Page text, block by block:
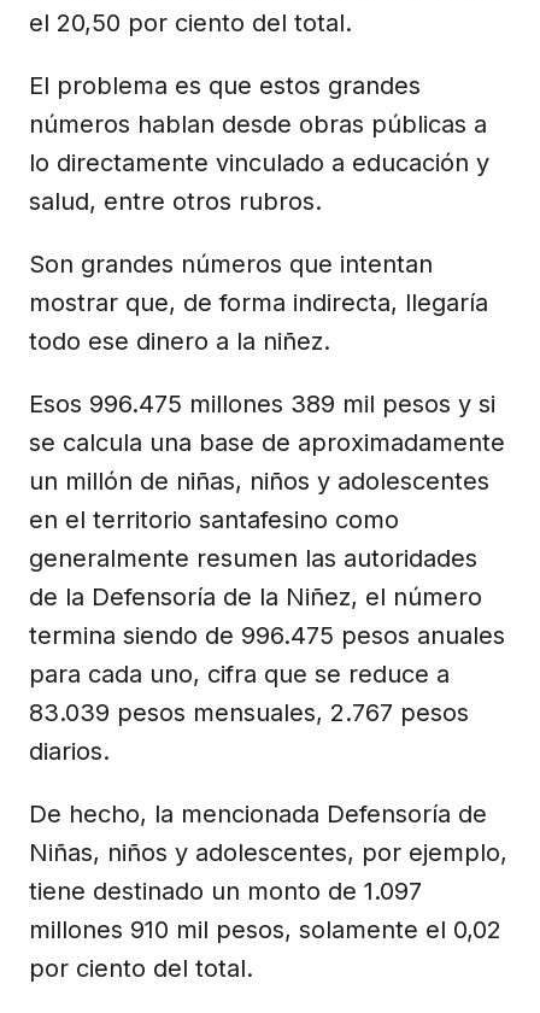
el 20,50 por ciento del total.
El problema es que estos grandes
números hablan desde obras públicas a
lo directamente vinculado a educación y
salud, entre otros rubros.
Son grandes números que intentan
mostrar que, de forma indirecta, llegaría
todo ese dinero a la niñez.
Esos 996.475 millones 389 mil pesos y si
se calcula una base de aproximadamente
un millón de niñas, niños y adolescentes
en el territorio santafesino como
generalmente resumen las autoridades
de la Defensoría de la Niñez, el número
termina siendo de 996.475 pesos anuales
para cada uno, cifra que se reduce a
83.039 pesos mensuales, 2.767 pesos
diarios.
De hecho, la mencionada Defensoría de
Niñas, niños y adolescentes, por ejemplo,
tiene destinado un monto de 1.097
millones 910 mil pesos, solamente el 0,02
por ciento del total.